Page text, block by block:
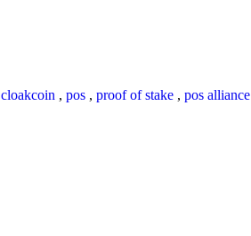
cloakcoin , pos , proof of stake , pos alliance